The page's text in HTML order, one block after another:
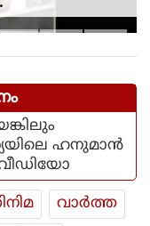
മന്ത്രി
ഹനുമാൻ
വാര്‍ത്ത